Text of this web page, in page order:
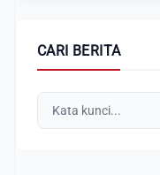
CARI BERITA